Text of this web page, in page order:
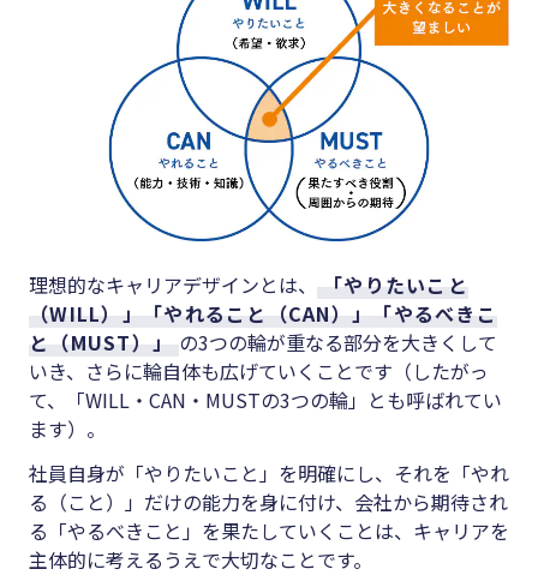
理想的なキャリアデザインとは、
「やりたいこと
（WILL）」「やれること（CAN）」「やるべきこ
と（MUST）」 の3つの輪が重なる部分を大きくして
いき、さらに輪自体も広げていくことです（したがっ
て、「WILL・CAN・MUSTの3つの輪」とも呼ばれてい
ます）。
社員自身が「やりたいこと」を明確にし、それを「やれ
る（こと）」だけの能力を身に付け、会社から期待され
る「やるべきこと」を果たしていくことは、キャリアを
主体的に考えるうえで大切なことです。